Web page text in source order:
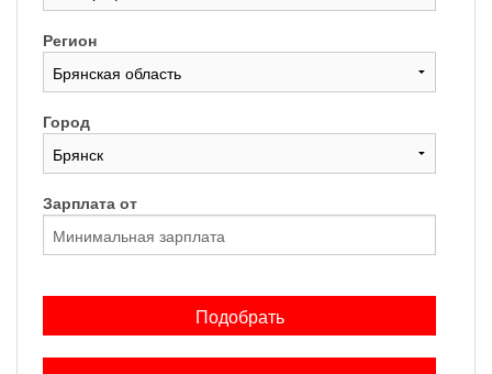
Регион
Город
Зарплата от
Подобрать